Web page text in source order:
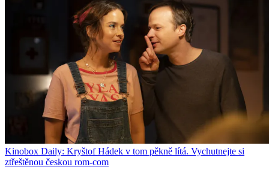
Kinobox Daily: Kryštof Hádek v tom pěkně lítá. Vychutnejte si
ztřeštěnou českou rom-com